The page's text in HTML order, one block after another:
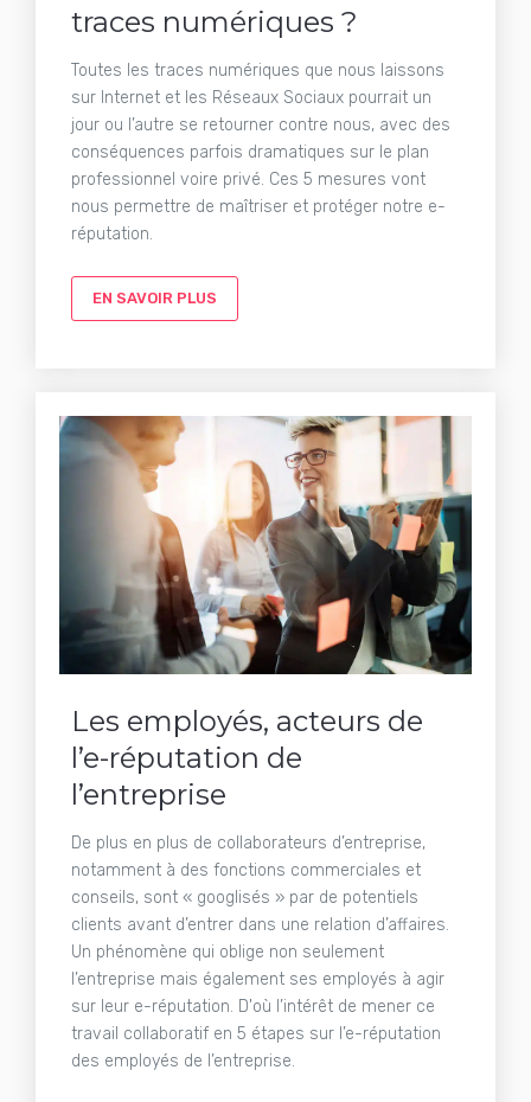
traces numériques ?
Toutes les traces numériques que nous laissons
sur Internet et les Réseaux Sociaux pourrait un
jour ou l’autre se retourner contre nous, avec des
conséquences parfois dramatiques sur le plan
professionnel voire privé. Ces 5 mesures vont
nous permettre de maîtriser et protéger notre e-
réputation.
EN SAVOIR PLUS
Les employés, acteurs de
l’e-réputation de
l’entreprise
De plus en plus de collaborateurs d’entreprise,
notamment à des fonctions commerciales et
conseils, sont « googlisés » par de potentiels
clients avant d’entrer dans une relation d’affaires.
Un phénomène qui oblige non seulement
l’entreprise mais également ses employés à agir
sur leur e-réputation. D'où l’intérêt de mener ce
travail collaboratif en 5 étapes sur l’e-réputation
des employés de l’entreprise.